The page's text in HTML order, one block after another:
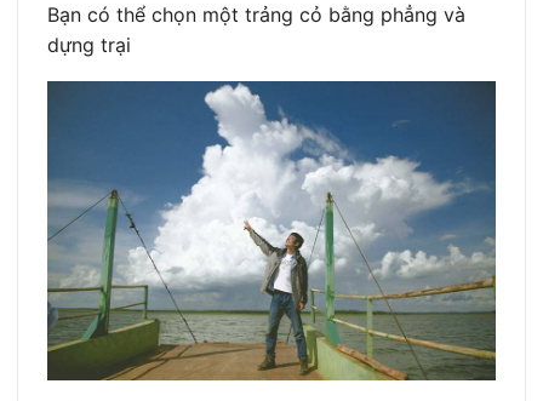
Bạn có thể chọn một trảng cỏ bằng phẳng và
dựng trại